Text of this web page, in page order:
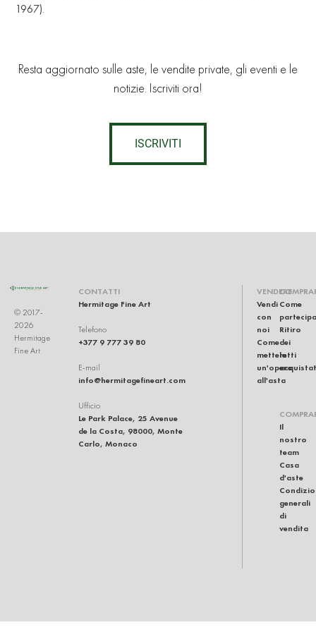
1967).
Resta aggiornato sulle aste, le vendite private, gli eventi e le
notizie. Iscriviti ora!
ISCRIVITI
© 2017-
2026
Hermitage
Fine Art
CONTATTI
Hermitage Fine Art
Telefono
+377 9 777 39 80
E-mail
info@hermitagefineart.com
Ufficio
Le Park Palace, 25 Avenue
de la Costa, 98000, Monte
Carlo, Monaco
VENDERE
Vendi
con
noi
Come
mettere
un'opera
all'asta
Come
Ritiro
dei
lotti
Il
nostro
team
Casa
d'aste
generali
di
vendita